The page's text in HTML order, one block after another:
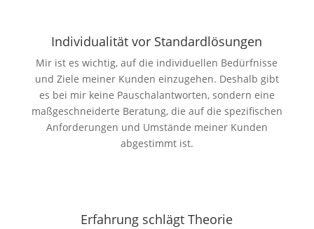
Individuali­tät vor Standard­lösungen
Mir ist es wichtig, auf die individuellen Bedürfnisse
und Ziele meiner Kunden einzugehen. Deshalb gibt
es bei mir keine Pauschalantworten, sondern eine
maßgeschneiderte Beratung, die auf die spezifischen
Anforderungen und Umstände meiner Kunden
abgestimmt ist.
Erfahrung schlägt Theorie